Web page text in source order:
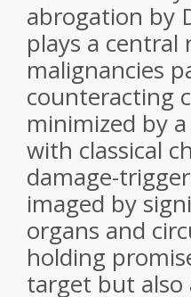
abrogation by
plays a
malignancies
counteracting
minimized by
with classical
damage-
imaged by
organs and
holding
target but also